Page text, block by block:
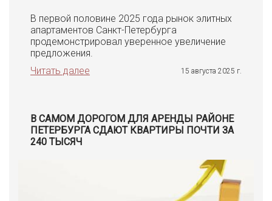
В первой половине 2025 года рынок элитных
апартаментов Санкт-Петербурга
продемонстрировал уверенное увеличение
предложения.
Читать далее
15 августа 2025 г.
В САМОМ ДОРОГОМ ДЛЯ АРЕНДЫ РАЙОНЕ
ПЕТЕРБУРГА СДАЮТ КВАРТИРЫ ПОЧТИ ЗА
240 ТЫСЯЧ